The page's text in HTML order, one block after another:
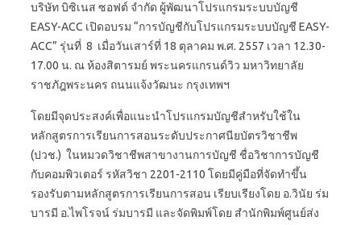
บริษัท บิซิเนส ซอฟต์ จำกัด ผู้พัฒนาโปรแกรมระบบบัญชี
EASY-ACC เปิดอบรม “การบัญชีกับโปรแกรมระบบบัญชี EASY-
ACC” รุ่นที่ 8 เมื่อวันเสาร์ที่ 18 ตุลาคม พ.ศ. 2557 เวลา 12.30-
17.00 น. ณ ห้องสิตารมย์ พระนครแกรนด์วิว มหาวิทยาลัย
ราชภัฎพระนคร ถนนแจ้งวัฒนะ กรุงเทพฯ
โดยมีจุดประสงค์เพื่อแนะนำโปรแกรมบัญชีสำหรับใช้ใน
หลักสูตรการเรียนการสอนระดับประกาศนียบัตรวิชาชีพ
(ปวช.) ในหมวดวิชาชีพสาขางานการบัญชี ชื่อวิชาการบัญชี
กับคอมพิวเตอร์ รหัสวิชา 2201-2110 โดยมีคู่มือที่จัดทำขึ้น
รองรับตามหลักสูตรการเรียนการสอน เรียบเรียงโดย อ.วินัย ร่ม
บารมี อ.ไพโรจน์ ร่มบารมี และจัดพิมพ์โดย สำนักพิมพ์ศูนย์ส่ง